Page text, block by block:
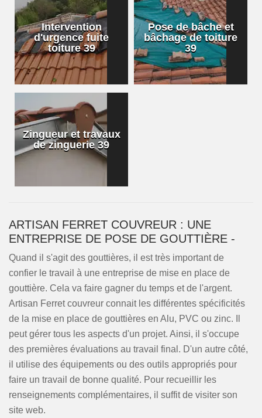
Intervention
d'urgence fuite
toiture 39
Pose de bâche et
bâchage de toiture
39
Zingueur et travaux
de zinguerie 39
ARTISAN FERRET COUVREUR : UNE
ENTREPRISE DE POSE DE GOUTTIÈRE -
Quand il s'agit des gouttières, il est très important de
confier le travail à une entreprise de mise en place de
gouttière. Cela va faire gagner du temps et de l'argent.
Artisan Ferret couvreur connait les différentes spécificités
de la mise en place de gouttières en Alu, PVC ou zinc. Il
peut gérer tous les aspects d'un projet. Ainsi, il s'occupe
des premières évaluations au travail final. D'un autre côté,
il utilise des équipements ou des outils appropriés pour
faire un travail de bonne qualité. Pour recueillir les
renseignements complémentaires, il suffit de visiter son
site web.